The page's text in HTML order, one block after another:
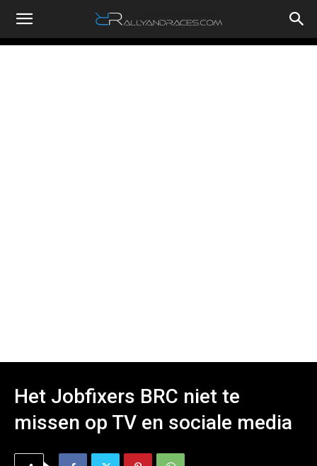
RallyandRaces.com
Het Jobfixers BRC niet te
missen op TV en sociale media